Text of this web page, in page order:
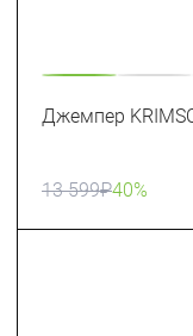
Джемпер
13 599₽40%